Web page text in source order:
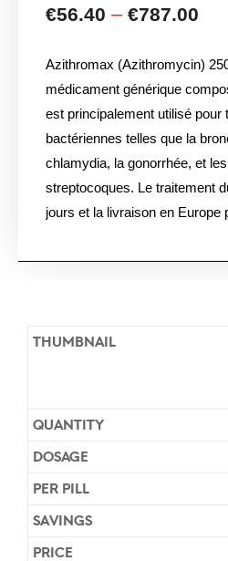
Azithromax (Azithromycin)
médicament générique
est principalement utilisé pour
bactériennes telles que la
chlamydia, la gonorrhée, et
streptocoques. Le traitement
jours et la livraison en Europe